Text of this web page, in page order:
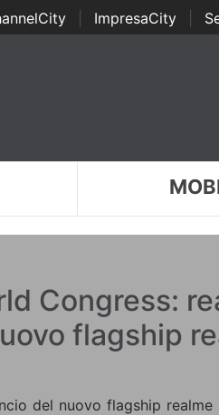
ImpresaCity
Congress:
flagship
del nuovo flagship realme